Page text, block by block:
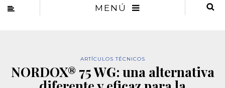
MENÚ
ARTÍCULOS TÉCNICOS
NORDOX® 75 WG: una alternativa